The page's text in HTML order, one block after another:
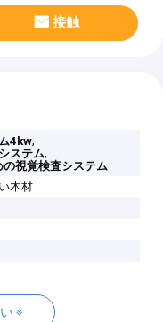
接触
4kw,
ステム,
視覚検査システム
木材